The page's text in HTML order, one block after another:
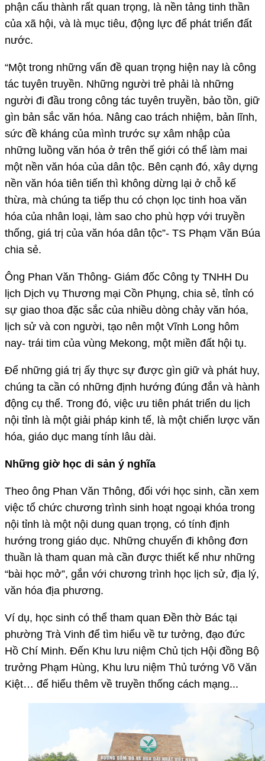
phận cấu thành rất quan trọng, là nền tảng tinh thần
của xã hội, và là mục tiêu, động lực để phát triển đất
nước.
“Một trong những vấn đề quan trọng hiện nay là công
tác tuyên truyền. Những người trẻ phải là những
người đi đầu trong công tác tuyên truyền, bảo tồn, giữ
gìn bản sắc văn hóa. Nâng cao trách nhiệm, bản lĩnh,
sức đề kháng của mình trước sự xâm nhập của
những luồng văn hóa ở trên thế giới có thể làm mai
một nền văn hóa của dân tộc. Bên cạnh đó, xây dựng
nền văn hóa tiên tiến thì không dừng lại ở chỗ kế
thừa, mà chúng ta tiếp thu có chọn lọc tinh hoa văn
hóa của nhân loại, làm sao cho phù hợp với truyền
thống, giá trị của văn hóa dân tộc”- TS Phạm Văn Búa
chia sẻ.
Ông Phan Văn Thông- Giám đốc Công ty TNHH Du
lịch Dịch vụ Thương mại Cồn Phụng, chia sẻ, tỉnh có
sự giao thoa đặc sắc của nhiều dòng chảy văn hóa,
lịch sử và con người, tạo nên một Vĩnh Long hôm
nay- trái tim của vùng Mekong, một miền đất hội tụ.
Để những giá trị ấy thực sự được gìn giữ và phát huy,
chúng ta cần có những định hướng đúng đắn và hành
động cụ thể. Trong đó, việc ưu tiên phát triển du lịch
nội tỉnh là một giải pháp kinh tế, là một chiến lược văn
hóa, giáo dục mang tính lâu dài.
Những giờ học di sản ý nghĩa
Theo ông Phan Văn Thông, đối với học sinh, cần xem
việc tổ chức chương trình sinh hoạt ngoại khóa trong
nội tỉnh là một nội dung quan trọng, có tính định
hướng trong giáo dục. Những chuyến đi không đơn
thuần là tham quan mà cần được thiết kế như những
“bài học mở”, gắn với chương trình học lịch sử, địa lý,
văn hóa địa phương.
Ví dụ, học sinh có thể tham quan Đền thờ Bác tại
phường Trà Vinh để tìm hiểu về tư tưởng, đạo đức
Hồ Chí Minh. Đến Khu lưu niệm Chủ tịch Hội đồng Bộ
trưởng Phạm Hùng, Khu lưu niệm Thủ tướng Võ Văn
Kiệt… để hiểu thêm về truyền thống cách mạng...